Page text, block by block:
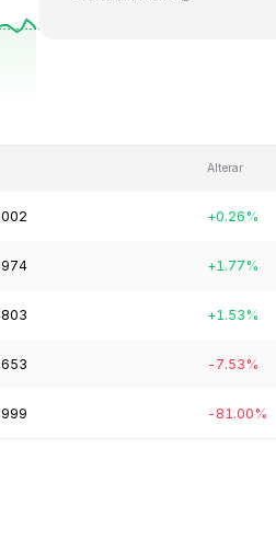
Alterar
+0.26%
+1.77%
+1.53%
-7.53%
-81.00%